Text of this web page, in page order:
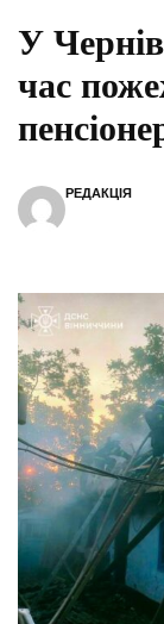
У
час
РЕДАКЦІЯ